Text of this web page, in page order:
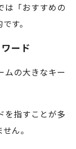
は「おすすめの
す。
ード
ムの大きなキー
を指すことが多
ん。